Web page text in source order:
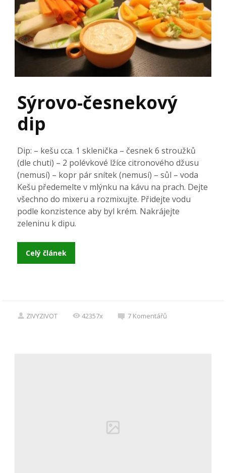
Sýrovо-česnekový
dip
Dip: – kešu cca. 1 sklenička – česnek 6 stroužků
(dle chuti) – 2 polévkové lžíce citronového džusu
(nemusí) – kopr pár snítek (nemusí) – sůl – voda
Kešu předemelte v mlýnku na kávu na prach. Dejte
všechno do mixeru a rozmixujte. Přidejte vodu
podle konzistence aby byl krém. Nakrájejte
zeleninu k dipu.
Celý článek
ZIVYZIVOT 42357x 7 Komentářů